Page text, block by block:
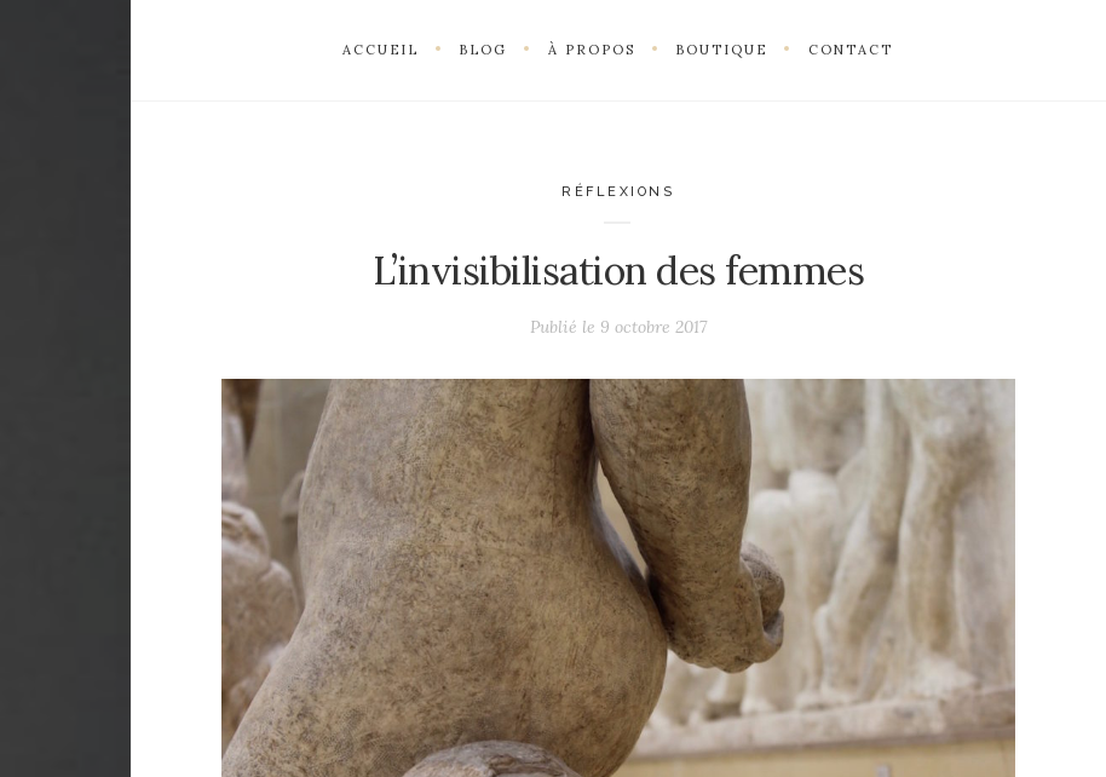
ACCUEIL BLOG À PROPOS BOUTIQUE CONTACT
RÉFLEXIONS
L’invisibilisation des femmes
Publié le 9 octobre 2017